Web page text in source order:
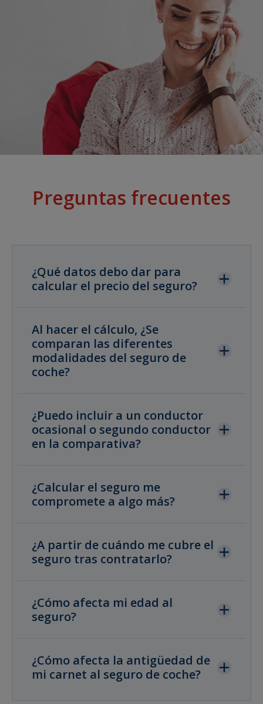
Preguntas frecuentes
¿Qué datos debo dar para
calcular el precio del seguro?
Al hacer el cálculo, ¿Se
comparan las diferentes
modalidades del seguro de
coche?
¿Puedo incluir a un conductor
ocasional o segundo conductor
en la comparativa?
¿Calcular el seguro me
compromete a algo más?
¿A partir de cuándo me cubre el
seguro tras contratarlo?
¿Cómo afecta mi edad al
seguro?
¿Cómo afecta la antigüedad de
mi carnet al seguro de coche?